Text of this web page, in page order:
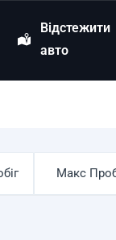
Відстежити
авто